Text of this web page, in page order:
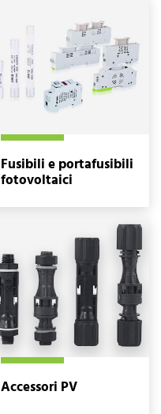
Fusibili e portafusibili
fotovoltaici
Accessori PV